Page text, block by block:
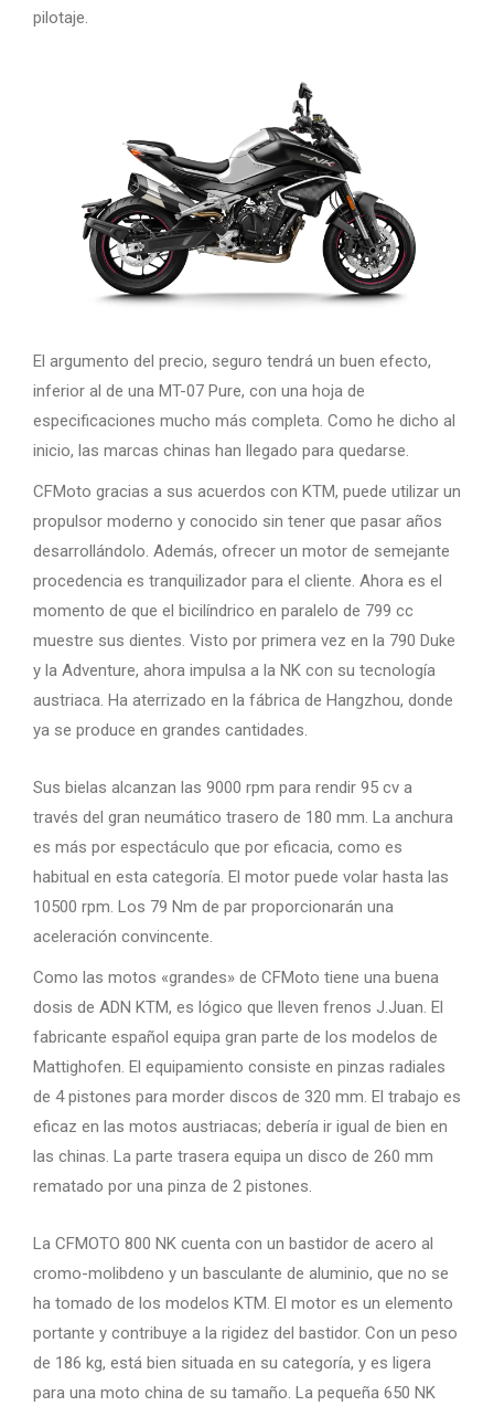
pilotaje.
El argumento del precio, seguro tendrá un buen efecto,
inferior al de una MT-07 Pure, con una hoja de
especificaciones mucho más completa. Como he dicho al
inicio, las marcas chinas han llegado para quedarse.
CFMoto gracias a sus acuerdos con KTM, puede utilizar un
propulsor moderno y conocido sin tener que pasar años
desarrollándolo. Además, ofrecer un motor de semejante
procedencia es tranquilizador para el cliente. Ahora es el
momento de que el bicilíndrico en paralelo de 799 cc
muestre sus dientes. Visto por primera vez en la 790 Duke
y la Adventure, ahora impulsa a la NK con su tecnología
austriaca. Ha aterrizado en la fábrica de Hangzhou, donde
ya se produce en grandes cantidades.
Sus bielas alcanzan las 9000 rpm para rendir 95 cv a
través del gran neumático trasero de 180 mm. La anchura
es más por espectáculo que por eficacia, como es
habitual en esta categoría. El motor puede volar hasta las
10500 rpm. Los 79 Nm de par proporcionarán una
aceleración convincente.
Como las motos «grandes» de CFMoto tiene una buena
dosis de ADN KTM, es lógico que lleven frenos J.Juan. El
fabricante español equipa gran parte de los modelos de
Mattighofen. El equipamiento consiste en pinzas radiales
de 4 pistones para morder discos de 320 mm. El trabajo es
eficaz en las motos austriacas; debería ir igual de bien en
las chinas. La parte trasera equipa un disco de 260 mm
rematado por una pinza de 2 pistones.
La CFMOTO 800 NK cuenta con un bastidor de acero al
cromo-molibdeno y un basculante de aluminio, que no se
ha tomado de los modelos KTM. El motor es un elemento
portante y contribuye a la rigidez del bastidor. Con un peso
de 186 kg, está bien situada en su categoría, y es ligera
para una moto china de su tamaño. La pequeña 650 NK